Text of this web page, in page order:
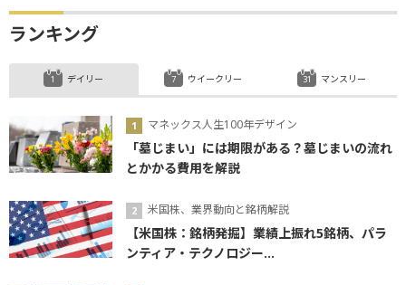
ランキング
デイリー
マネックス人生100年デザイン
「墓じまい」には期限がある？墓じまいの流れ
とかかる費用を解説
米国株、業界動向と銘柄解説
【米国株：銘柄発掘】業績上振れ5銘柄、パラ
ンティア・テクノロジー...
ウイークリー マンスリー